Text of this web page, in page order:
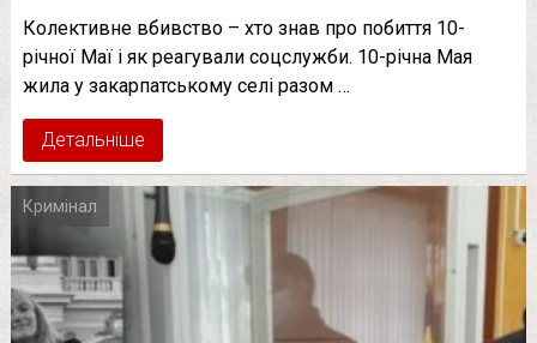
Колективне вбивство – хто знав про побиття 10-
річної Маї і як реагували соцслужби. 10-річна Мая
жила у закарпатському селі разом …
Детальніше
Кримінал